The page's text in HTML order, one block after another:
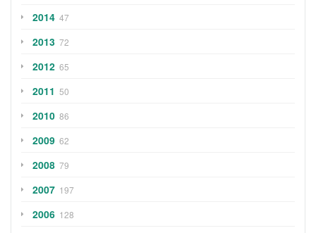
2014 47
2013 72
2012 65
2011 50
2010 86
2009 62
2008 79
2007 197
2006 128